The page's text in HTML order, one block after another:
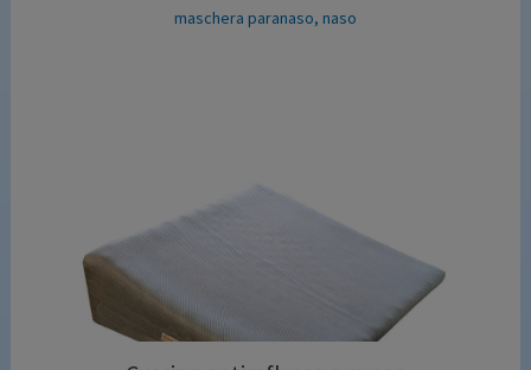
maschera paranaso, naso